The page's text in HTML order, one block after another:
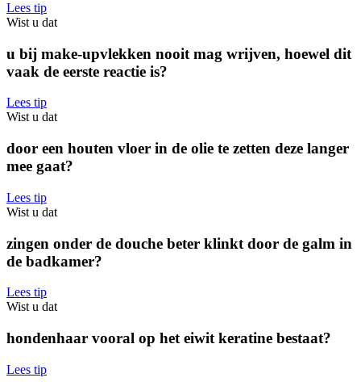
Lees tip
Wist u dat
u bij make-upvlekken nooit mag wrijven, hoewel dit
vaak de eerste reactie is?
Lees tip
Wist u dat
door een houten vloer in de olie te zetten deze langer
mee gaat?
Lees tip
Wist u dat
zingen onder de douche beter klinkt door de galm in
de badkamer?
Lees tip
Wist u dat
hondenhaar vooral op het eiwit keratine bestaat?
Lees tip